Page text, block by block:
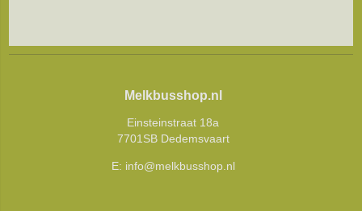
Melkbusshop.nl
Einsteinstraat 18a
7701SB Dedemsvaart
E: info@melkbusshop.nl